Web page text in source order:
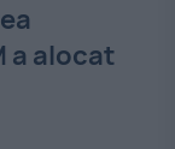
a alocat